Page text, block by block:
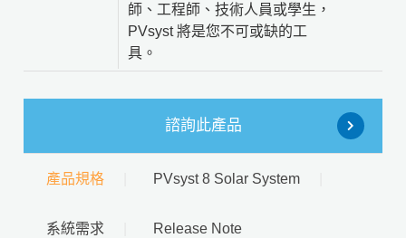
師、工程師、技術人員或學生，
PVsyst 將是您不可或缺的工
具。
諮詢此產品
產品規格 PVsyst 8 Solar System
系統需求 Release Note